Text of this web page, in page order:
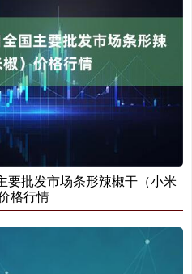
要批发市场条形辣椒干（小米
格行情